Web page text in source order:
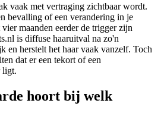
vaak met vertraging zichtbaar wordt.
bevalling of een verandering in je
maanden eerder de trigger zijn
is diffuse haaruitval na zo'n
en herstelt het haar vaak vanzelf. Toch
dat er een tekort of een
ligt.
hoort bij welk